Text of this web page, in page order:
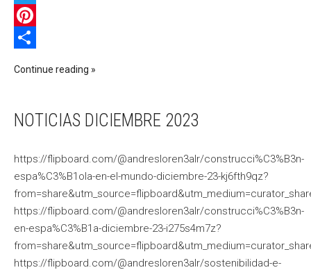
Twitter
Pinterest
Continue reading
NOTICIAS DICIEMBRE 2023
https://flipboard.com/@andresloren3alr/construcci%C3%B3n-
espa%C3%B1ola-en-el-mundo-diciembre-23-kj6fth9qz?
https://flipboard.com/@andresloren3alr/construcci%C3%B3n-
en-espa%C3%B1a-diciembre-23-i275s4m7z?
https://flipboard.com/@andresloren3alr/sostenibilidad-e-